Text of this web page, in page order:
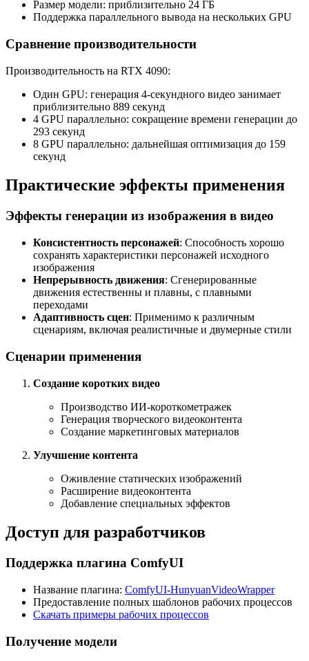
Размер модели: приблизительно 24 ГБ
Поддержка параллельного вывода на нескольких GPU
Сравнение производительности
Производительность на RTX 4090:
Один GPU: генерация 4-секундного видео занимает
приблизительно 889 секунд
4 GPU параллельно: сокращение времени генерации до
293 секунд
8 GPU параллельно: дальнейшая оптимизация до 159
секунд
Практические эффекты применения
Эффекты генерации из изображения в видео
Консистентность персонажей: Способность хорошо
сохранять характеристики персонажей исходного
изображения
Непрерывность движения: Сгенерированные
движения естественны и плавны, с плавными
переходами
Адаптивность сцен: Применимо к различным
сценариям, включая реалистичные и двумерные стили
Сценарии применения
Создание коротких видео
Производство ИИ-короткометражек
Генерация творческого видеоконтента
Создание маркетинговых материалов
Улучшение контента
Оживление статических изображений
Расширение видеоконтента
Добавление специальных эффектов
Доступ для разработчиков
Поддержка плагина ComfyUI
Название плагина: ComfyUI-HunyuanVideoWrapper
Предоставление полных шаблонов рабочих процессов
Скачать примеры рабочих процессов
Получение модели